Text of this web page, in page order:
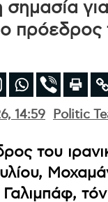
σημασία
πρόεδρος
14:59 Politic
του